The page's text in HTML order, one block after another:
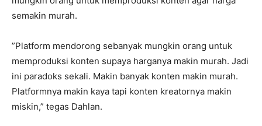
semakin murah.
‎”Platform mendorong sebanyak mungkin orang untuk
memproduksi konten supaya harganya makin murah. Jadi
ini paradoks sekali. Makin banyak konten makin murah.
Platformnya makin kaya tapi konten kreatornya makin
miskin,” tegas Dahlan.